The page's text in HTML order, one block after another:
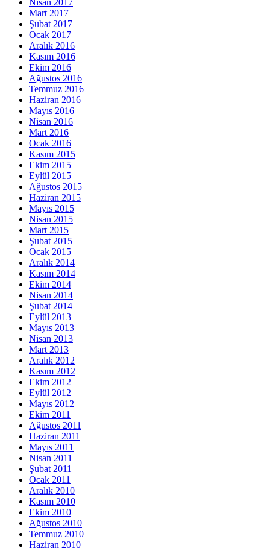
Nisan 2017
Mart 2017
Şubat 2017
Ocak 2017
Aralık 2016
Kasım 2016
Ekim 2016
Ağustos 2016
Temmuz 2016
Haziran 2016
Mayıs 2016
Nisan 2016
Mart 2016
Ocak 2016
Kasım 2015
Ekim 2015
Eylül 2015
Ağustos 2015
Haziran 2015
Mayıs 2015
Nisan 2015
Mart 2015
Şubat 2015
Ocak 2015
Aralık 2014
Kasım 2014
Ekim 2014
Nisan 2014
Şubat 2014
Eylül 2013
Mayıs 2013
Nisan 2013
Mart 2013
Aralık 2012
Kasım 2012
Ekim 2012
Eylül 2012
Mayıs 2012
Ekim 2011
Ağustos 2011
Haziran 2011
Mayıs 2011
Nisan 2011
Şubat 2011
Ocak 2011
Aralık 2010
Kasım 2010
Ekim 2010
Ağustos 2010
Temmuz 2010
Haziran 2010